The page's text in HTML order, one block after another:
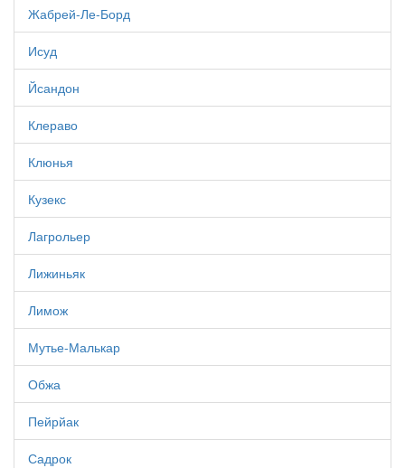
Жабрей-Ле-Борд
Исуд
Йсандон
Клераво
Клюнья
Кузекс
Лагрольер
Лижиньяк
Лимож
Мутье-Малькар
Обжа
Пейрйак
Садрок